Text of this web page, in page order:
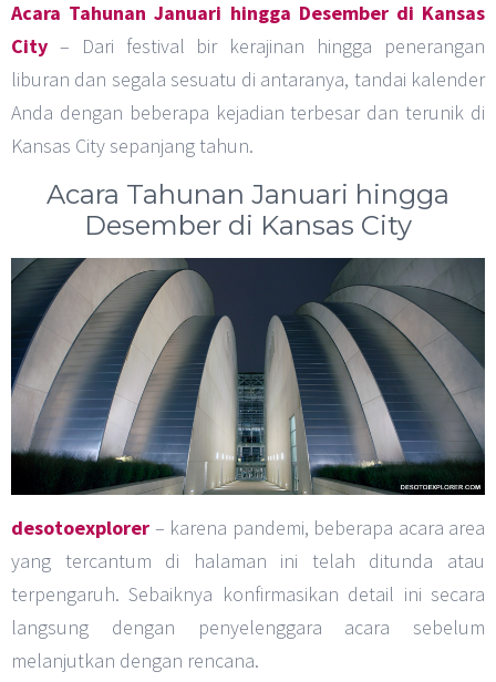
Acara Tahunan Januari hingga Desember di Kansas
City – Dari festival bir kerajinan hingga penerangan
liburan dan segala sesuatu di antaranya, tandai kalender
Anda dengan beberapa kejadian terbesar dan terunik di
Kansas City sepanjang tahun.
Acara Tahunan Januari hingga
Desember di Kansas City
desotoexplorer – karena pandemi, beberapa acara area
yang tercantum di halaman ini telah ditunda atau
terpengaruh. Sebaiknya konfirmasikan detail ini secara
langsung dengan penyelenggara acara sebelum
melanjutkan dengan rencana.